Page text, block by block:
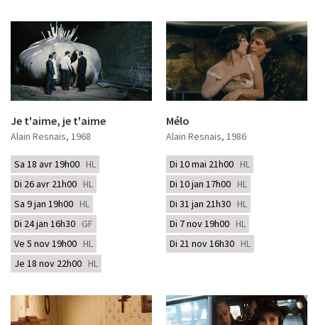
Je t'aime, je t'aime
Alain Resnais, 1968
Sa 18 avr 19h00 HL
Di 26 avr 21h00 HL
Sa 9 jan 19h00 HL
Di 24 jan 16h30 GF
Ve 5 nov 19h00 HL
Je 18 nov 22h00 HL
Mélo
Alain Resnais, 1986
Di 10 mai 21h00 HL
Di 10 jan 17h00 HL
Di 31 jan 21h30 HL
Di 7 nov 19h00 HL
Di 21 nov 16h30 HL